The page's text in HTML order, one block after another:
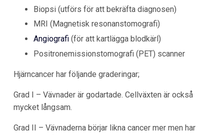
Biopsi (utförs för att bekräfta diagnosen)
MRI (Magnetisk resonanstomografi)
Angiografi(för att kartlägga blodkärl)
Positronemissionstomografi (PET) scanner
Hjärncancer har följande graderingar;
Grad I – Vävnader är godartade. Cellväxten är också
mycket långsam.
Grad II – Vävnaderna börjar likna cancer mer men har